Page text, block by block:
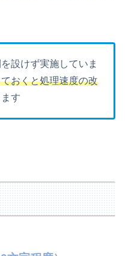
設けず実施していま
おくと処理速度の改
す